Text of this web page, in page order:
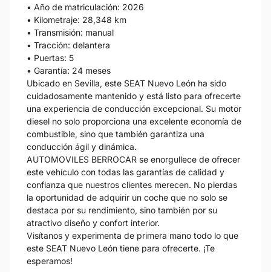
• Año de matriculación: 2026
• Kilometraje: 28,348 km
• Transmisión: manual
• Tracción: delantera
• Puertas: 5
• Garantía: 24 meses
Ubicado en Sevilla, este SEAT Nuevo León ha sido
cuidadosamente mantenido y está listo para ofrecerte
una experiencia de conducción excepcional. Su motor
diesel no solo proporciona una excelente economía de
combustible, sino que también garantiza una
conducción ágil y dinámica.
AUTOMOVILES BERROCAR se enorgullece de ofrecer
este vehículo con todas las garantías de calidad y
confianza que nuestros clientes merecen. No pierdas
la oportunidad de adquirir un coche que no solo se
destaca por su rendimiento, sino también por su
atractivo diseño y confort interior.
Visítanos y experimenta de primera mano todo lo que
este SEAT Nuevo León tiene para ofrecerte. ¡Te
esperamos!